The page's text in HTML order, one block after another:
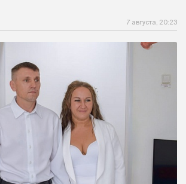
7 августа, 20:23